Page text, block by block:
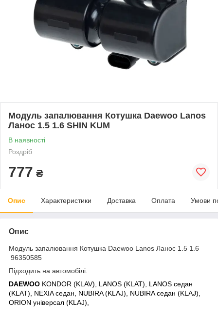
Модуль запалювання Котушка Daewoo Lanos
Ланос 1.5 1.6 SHIN KUM
В наявності
Роздріб
777 ₴
Опис Характеристики Доставка Оплата Умови
Опис
Модуль запалювання Котушка Daewoo Lanos Ланос 1.5 1.6
96350585
Підходить на автомобілі:
DAEWOO KONDOR (KLAV), LANOS (KLAT), LANOS седан
(KLAT), NEXIA седан, NUBIRA (KLAJ), NUBIRA седан (KLAJ),
ORION універсал (KLAJ),